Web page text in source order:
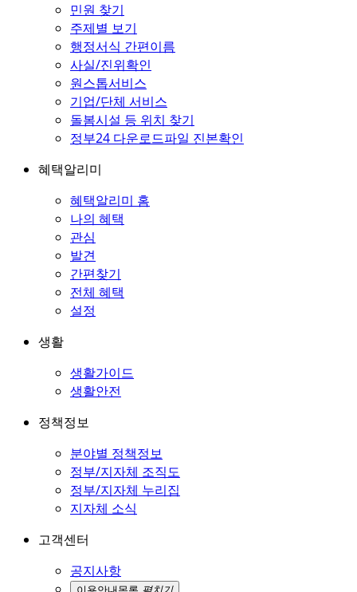
민원 찾기
주제별 보기
행정서식 간편이름
사실/진위확인
원스톱서비스
기업/단체 서비스
돌봄시설 등 위치 찾기
정부24 다운로드파일 진본확인
혜택알리미
혜택알리미 홈
나의 혜택
관심
발견
간편찾기
전체 혜택
설정
생활
생활가이드
생활안전
정책정보
분야별 정책정보
정부/지자체 조직도
정부/지자체 누리집
지자체 소식
고객센터
공지사항